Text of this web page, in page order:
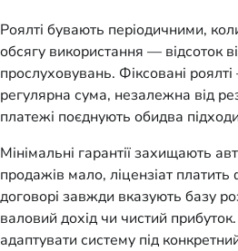
Роялті бувають періодичними,
обсягу використання — відсоток
прослуховувань. Фіксовані
регулярна сума, незалежна від
платежі поєднують обидва
Мінімальні гарантії захищають
продажів мало, ліцензіат
договорі завжди вказують базу
валовий дохід чи чистий
адаптувати систему під